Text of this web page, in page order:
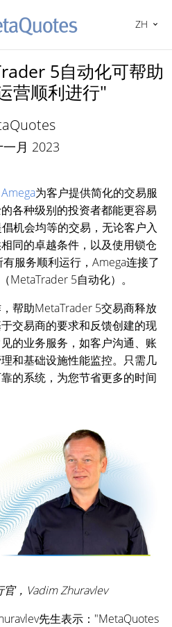
ZH
5自动化可帮助
营顺利进行"
一月 2023
Amega为客户提供简化的交易服
各种级别的投资者都能更容易
机会均等的交易，无论客户入
同的卓越条件，以及使用锁仓
服务顺利运行，Amega连接了
MetaTrader 5自动化）。
帮助MetaTrader 5交易商释放
交易商的要求和反馈创建的现
的业务服务，如客户沟通、账
和基础设施性能监控。只需几
的系统，为您节省更多的时间
，Vadim Zhuravlev
先生表示："MetaQuotes